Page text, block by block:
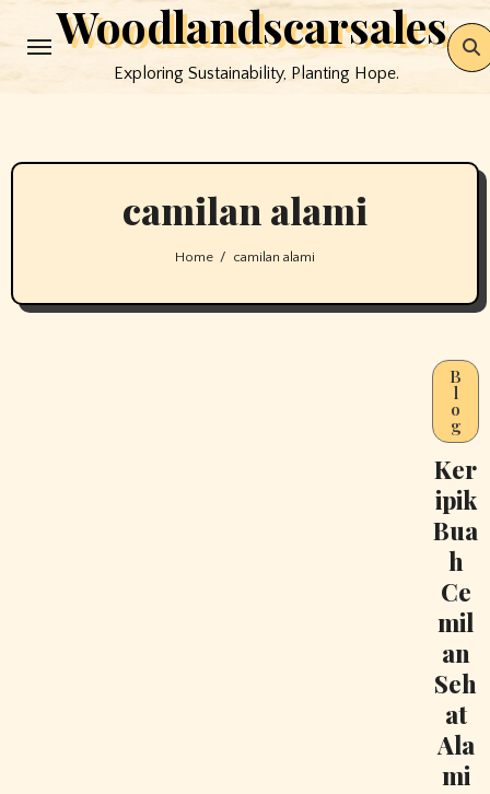
to
Woodlandscarsales
Exploring Sustainability, Planting Hope.
camilan alami
Home camilan alami
B
l
o
g
Ker
ipik
Bua
h
Ce
mil
an
Seh
at
Ala
mi